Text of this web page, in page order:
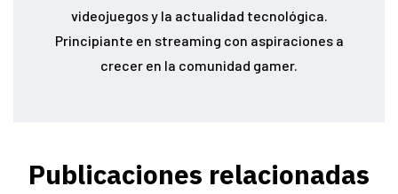
videojuegos y la actualidad tecnológica.
Principiante en streaming con aspiraciones a
crecer en la comunidad gamer.
Publicaciones relacionadas